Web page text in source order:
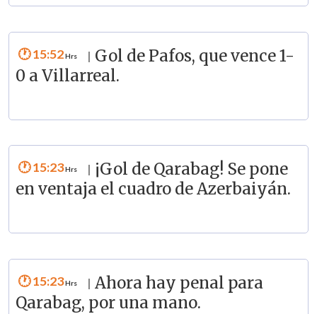
15:52
Gol de Pafos, que vence 1-
0 a Villarreal.
15:23
¡Gol de Qarabag! Se pone
en ventaja el cuadro de Azerbaiyán.
15:23
Ahora hay penal para
Qarabag, por una mano.